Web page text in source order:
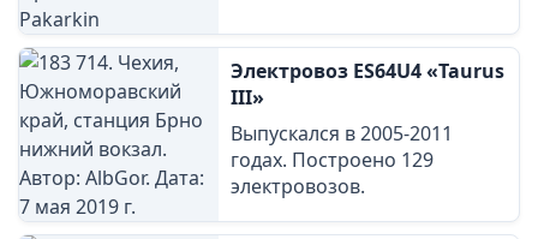
Электровоз ES64U4 «Taurus
III»
Выпускался в 2005-2011
годах. Построено 129
электровозов.